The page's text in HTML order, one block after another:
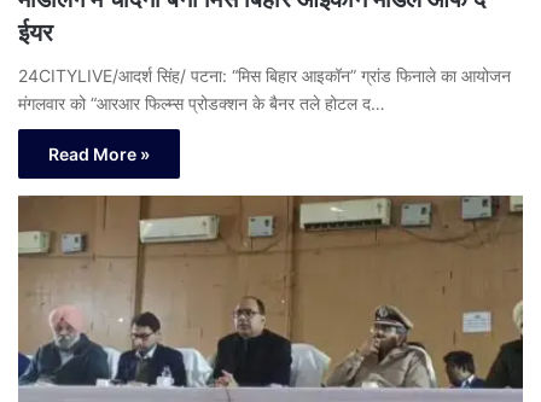
ईयर
24CITYLIVE/आदर्श सिंह/ पटना: “मिस बिहार आइकॉन” ग्रांड फिनाले का आयोजन
मंगलवार को “आरआर फिल्म्स प्रोडक्शन के बैनर तले होटल द…
Read More »